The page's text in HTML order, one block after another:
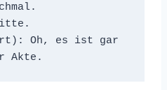
Oh, es ist gar
Akte.